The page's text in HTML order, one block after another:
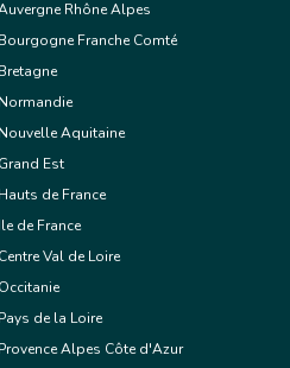
Rhône Alpes
Franche Comté
Aquitaine
Est
de France
de France
Val de Loire
de la Loire
Alpes Côte d'Azur